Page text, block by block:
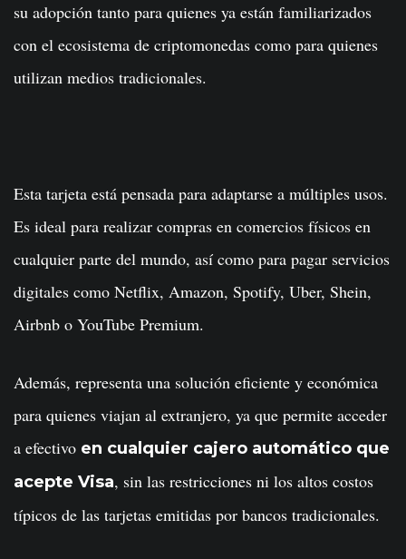
su adopción tanto para quienes ya están familiarizados
con el ecosistema de criptomonedas como para quienes
utilizan medios tradicionales.
Esta tarjeta está pensada para adaptarse a múltiples usos.
Es ideal para realizar compras en comercios físicos en
cualquier parte del mundo, así como para pagar servicios
digitales como Netflix, Amazon, Spotify, Uber, Shein,
Airbnb o YouTube Premium.
Además, representa una solución eficiente y económica
para quienes viajan al extranjero, ya que permite acceder
a efectivo en cualquier cajero automático que
acepte Visa, sin las restricciones ni los altos costos
típicos de las tarjetas emitidas por bancos tradicionales.